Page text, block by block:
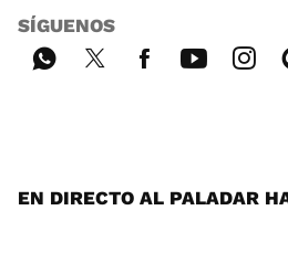
SÍGUENOS
EN DIRECTO AL PALADAR